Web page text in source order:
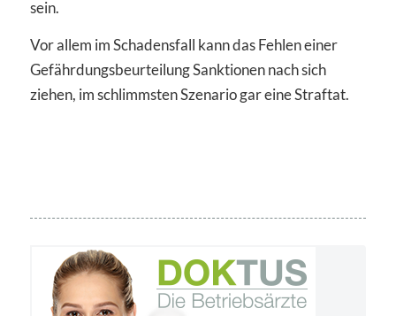
sein.
Vor allem im Schadensfall kann das Fehlen einer
Gefährdungsbeurteilung Sanktionen nach sich
ziehen, im schlimmsten Szenario gar eine Straftat.